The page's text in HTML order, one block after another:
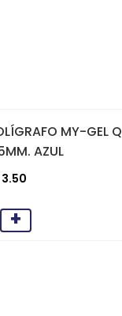
MY-GEL Q
AZUL
3.50
+